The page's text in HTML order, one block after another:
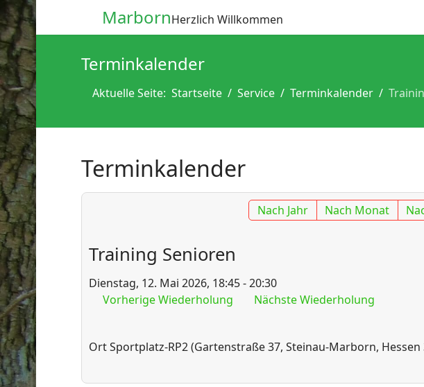
MarbornHerzlich Willkommen
Terminkalender
Aktuelle Seite: Startseite Service Terminkalender
Terminkalender
Nach Jahr Nach Monat
Training Senioren
Dienstag, 12. Mai 2026, 18:45 - 20:30
Vorherige Wiederholung
Nächste Wiederholung
OrtSportplatz-RP2 (Gartenstraße 37, Steinau-Marborn, Hessen
anzeigen